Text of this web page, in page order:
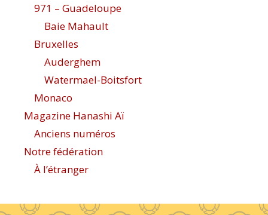
971 – Guadeloupe
Baie Mahault
Bruxelles
Auderghem
Watermael-Boitsfort
Monaco
Magazine Hanashi Aï
Anciens numéros
Notre fédération
À l’étranger